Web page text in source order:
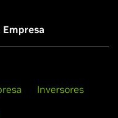
Inversores